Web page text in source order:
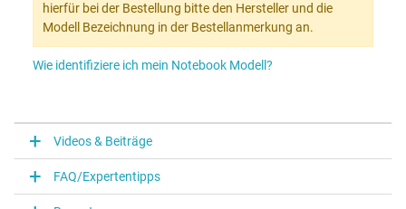
hierfür bei der Bestellung bitte den Hersteller und die
Modell Bezeichnung in der Bestellanmerkung an.
Wie identifiziere ich mein Notebook Modell?
Videos & Beiträge
FAQ/Expertentipps